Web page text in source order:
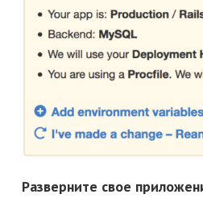
Разверните свое